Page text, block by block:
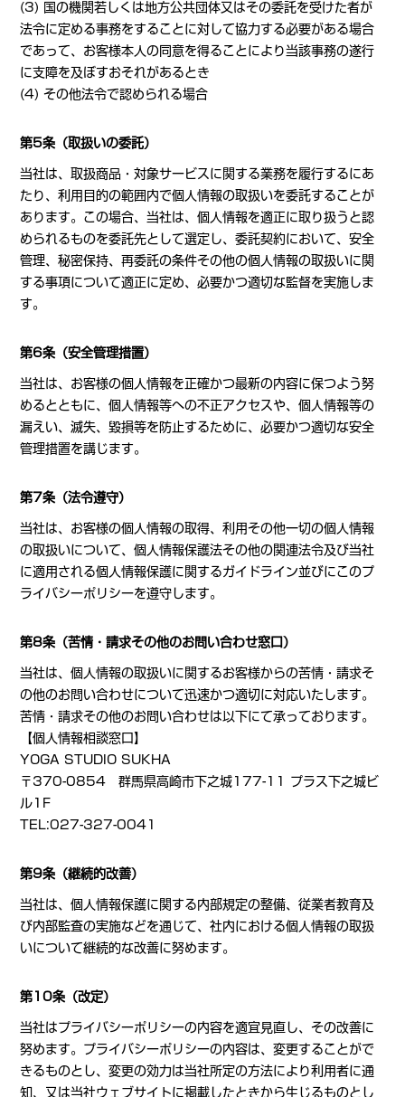
(3) 国の機関若しくは地方公共団体又はその委託を受けた者が
法令に定める事務をすることに対して協力する必要がある場合
であって、お客様本人の同意を得ることにより当該事務の遂行
に支障を及ぼすおそれがあるとき
(4) その他法令で認められる場合
第5条（取扱いの委託）
当社は、取扱商品・対象サービスに関する業務を履行するにあ
たり、利用目的の範囲内で個人情報の取扱いを委託することが
あります。この場合、当社は、個人情報を適正に取り扱うと認
められるものを委託先として選定し、委託契約において、安全
管理、秘密保持、再委託の条件その他の個人情報の取扱いに関
する事項について適正に定め、必要かつ適切な監督を実施しま
す。
第6条（安全管理措置）
当社は、お客様の個人情報を正確かつ最新の内容に保つよう努
めるとともに、個人情報等への不正アクセスや、個人情報等の
漏えい、滅失、毀損等を防止するために、必要かつ適切な安全
管理措置を講じます。
第7条（法令遵守）
当社は、お客様の個人情報の取得、利用その他一切の個人情報
の取扱いについて、個人情報保護法その他の関連法令及び当社
に適用される個人情報保護に関するガイドライン並びにこのプ
ライバシーポリシーを遵守します。
第8条（苦情・請求その他のお問い合わせ窓口）
当社は、個人情報の取扱いに関するお客様からの苦情・請求そ
の他のお問い合わせについて迅速かつ適切に対応いたします。
苦情・請求その他のお問い合わせは以下にて承っております。
【個人情報相談窓口】
YOGA STUDIO SUKHA
〒370-0854 群馬県高崎市下之城177-11 プラス下之城ビ
ル1F
TEL:027-327-0041
第9条（継続的改善）
当社は、個人情報保護に関する内部規定の整備、従業者教育及
び内部監査の実施などを通じて、社内における個人情報の取扱
いについて継続的な改善に努めます。
第10条（改定）
当社はプライバシーポリシーの内容を適宜見直し、その改善に
努めます。プライバシーポリシーの内容は、変更することがで
きるものとし、変更の効力は当社所定の方法により利用者に通
知、又は当社ウェブサイトに掲載したときから生じるものとし